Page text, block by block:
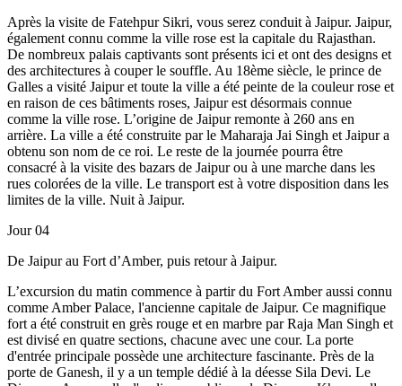
Après la visite de Fatehpur Sikri, vous serez conduit à Jaipur. Jaipur,
également connu comme la ville rose est la capitale du Rajasthan.
De nombreux palais captivants sont présents ici et ont des designs et
des architectures à couper le souffle. Au 18ème siècle, le prince de
Galles a visité Jaipur et toute la ville a été peinte de la couleur rose et
en raison de ces bâtiments roses, Jaipur est désormais connue
comme la ville rose. L’origine de Jaipur remonte à 260 ans en
arrière. La ville a été construite par le Maharaja Jai ​​Singh et Jaipur a
obtenu son nom de ce roi. Le reste de la journée pourra être
consacré à la visite des bazars de Jaipur ou à une marche dans les
rues colorées de la ville. Le transport est à votre disposition dans les
limites de la ville. Nuit à Jaipur.
Jour 04
De Jaipur au Fort d’Amber, puis retour à Jaipur.
L’excursion du matin commence à partir du Fort Amber aussi connu
comme Amber Palace, l'ancienne capitale de Jaipur. Ce magnifique
fort a été construit en grès rouge et en marbre par Raja Man Singh et
est divisé en quatre sections, chacune avec une cour. La porte
d'entrée principale possède une architecture fascinante. Près de la
porte de Ganesh, il y a un temple dédié à la déesse Sila Devi. Le